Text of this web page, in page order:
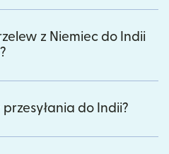
z Niemiec do Indii
do Indii?